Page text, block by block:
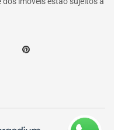
Pinterest